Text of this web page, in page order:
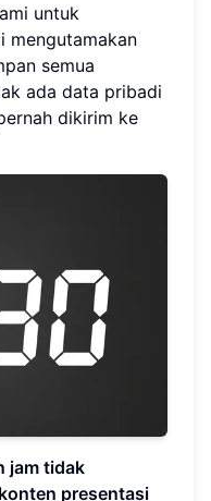
untuk
mengutamakan
semua
ada data pribadi
dikirim ke
jam tidak
presentasi